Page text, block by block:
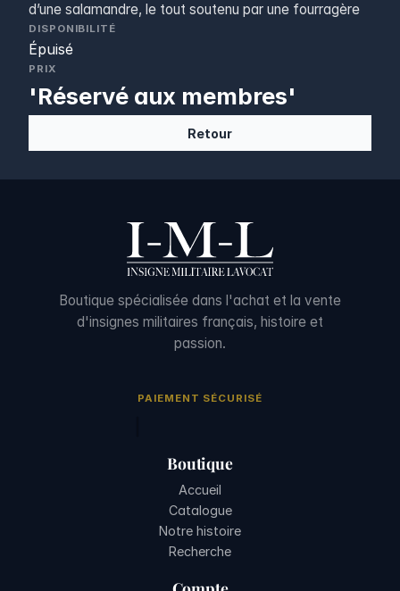
d’une salamandre, le tout soutenu par une fourragère
DISPONIBILITÉ
Épuisé
PRIX
'Réservé aux membres'
Retour
Boutique spécialisée dans l'achat et la vente
d'insignes militaires français, histoire et
passion.
PAIEMENT SÉCURISÉ
Boutique
Accueil
Catalogue
Notre histoire
Recherche